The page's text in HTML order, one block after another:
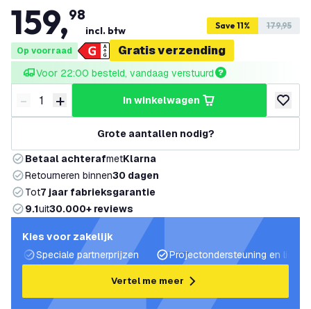
159,98
incl. btw Save 11% 179,95
Op voorraad Gratis verzending
Voor 22:00 besteld, vandaag verstuurd
Verminder hoeveelheid
- Verhoog hoeveelheid
+ in winkelwagen
Grote aantallen nodig?
Betaal achterafmetKlarna
Retourneren binnen30 dagen
Tot7 jaar fabrieksgarantie
9.1uit30.000+ reviews
Kies voor zakelijk
Speciale partnerprijzen
Projectondersteuning en
Vertel me meer